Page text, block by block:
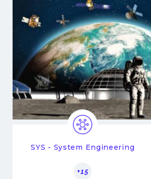
SYS - System Engineering
+15